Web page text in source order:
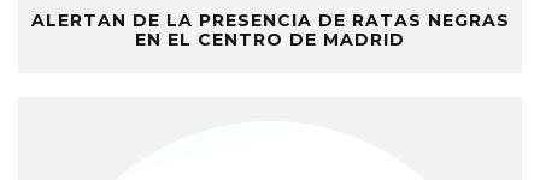
ALERTAN DE LA PRESENCIA DE RATAS NEGRAS
EN EL CENTRO DE MADRID